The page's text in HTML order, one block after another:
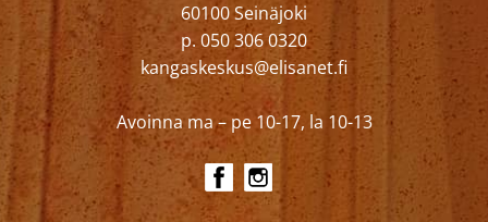
60100 Seinäjoki
p. 050 306 0320
kangaskeskus@elisanet.fi
Avoinna ma – pe 10-17, la 10-13